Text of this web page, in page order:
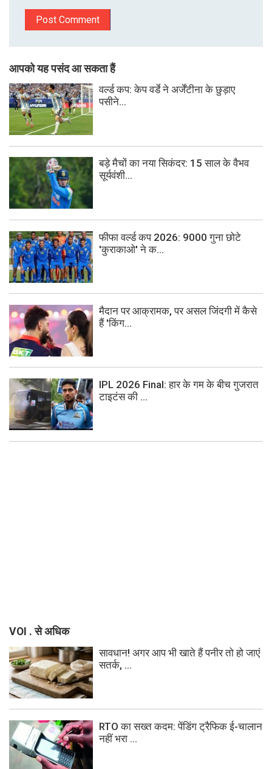
आपको यह पसंद आ सकता हैं
वर्ल्ड कप: केप वर्डे ने अर्जेंटीना के छुड़ाए
पसीने...
बड़े मैचों का नया सिकंदर: 15 साल के वैभव
सूर्यवंशी...
फीफा वर्ल्ड कप 2026: 9000 गुना छोटे
'कुराकाओ' ने क...
मैदान पर आक्रामक, पर असल जिंदगी में कैसे
हैं 'किंग...
IPL 2026 Final: हार के गम के बीच गुजरात
टाइटंस की ...
VOI . से अधिक
सावधान! अगर आप भी खाते हैं पनीर तो हो जाएं
सतर्क, ...
RTO का सख्त कदम: पेंडिंग ट्रैफिक ई-चालान
नहीं भरा ...